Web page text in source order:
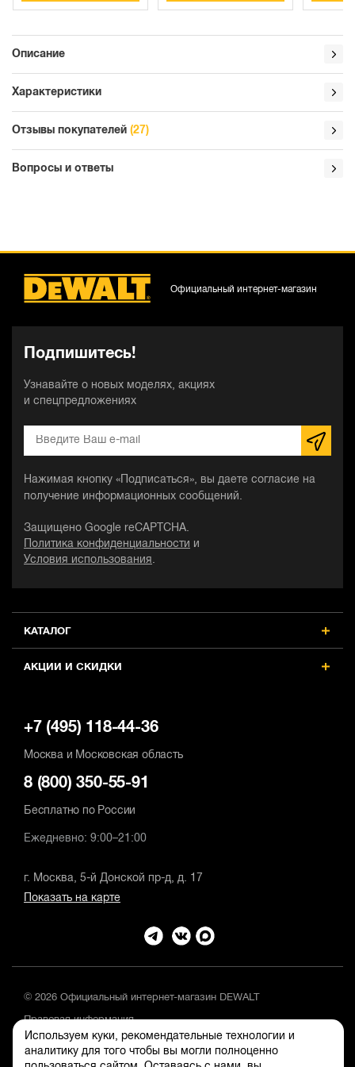
Используем куки, рекомендательные технологии и
аналитику для того чтобы вы могли полноценно
Описание
Характеристики
Отзывы покупателей (27)
Вопросы и ответы
КАТАЛОГ
АКЦИИ И СКИДКИ
Подпишитесь!
Узнавайте о новых моделях, акциях
и спецпредложениях
Нажимая кнопку «Подписаться», вы даете согласие на
получение информационных сообщений.
Защищено Google reCAPTCHA.
Политика конфиденциальности
и
Условия использования .
Официальный интернет-магазин
+7 (495) 118-44-36
Москва и Московская область
8 (800) 350-55-91
Бесплатно по России
Ежедневно: 9:00–21:00
г. Москва, 5-й Донской пр-д, д. 17
Показать на карте
© 2026 Официальный интернет-магазин DEWALT
Правовая информация
Положение об обработке и защите персональных данных